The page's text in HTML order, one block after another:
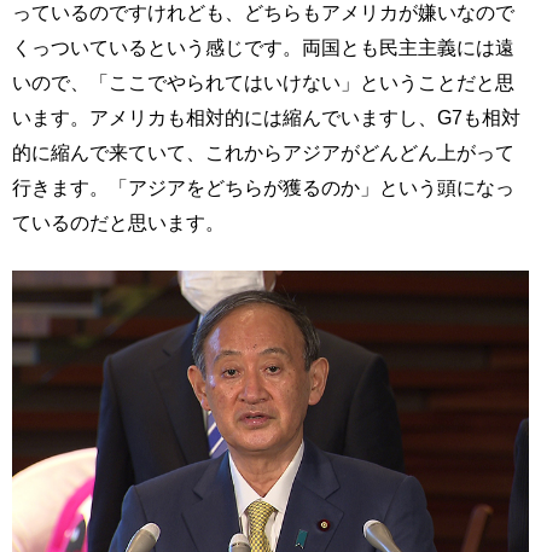
っているのですけれども、どちらもアメリカが嫌いなので
くっついているという感じです。両国とも民主主義には遠
いので、「ここでやられてはいけない」ということだと思
います。アメリカも相対的には縮んでいますし、G7も相対
的に縮んで来ていて、これからアジアがどんどん上がって
行きます。「アジアをどちらが獲るのか」という頭になっ
ているのだと思います。